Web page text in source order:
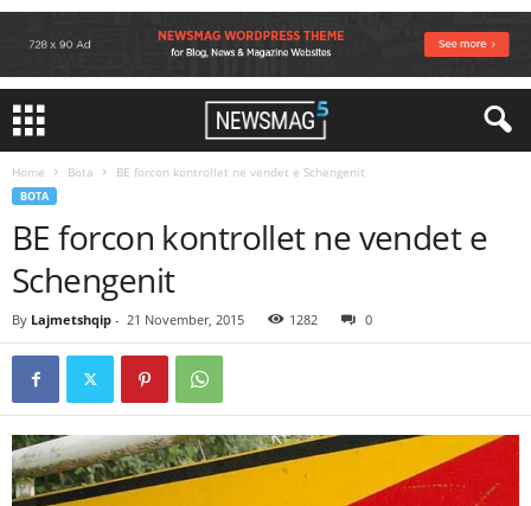
Home Bota BE forcon kontrollet ne vendet e Schengenit
BOTA
BE forcon kontrollet ne vendet e
Schengenit
By Lajmetshqip - 21 November, 2015 1282 0